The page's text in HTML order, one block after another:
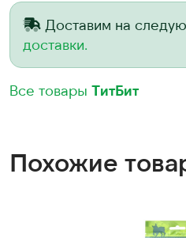
Доставим на
доставки.
Все товары ТитБит
Похожие